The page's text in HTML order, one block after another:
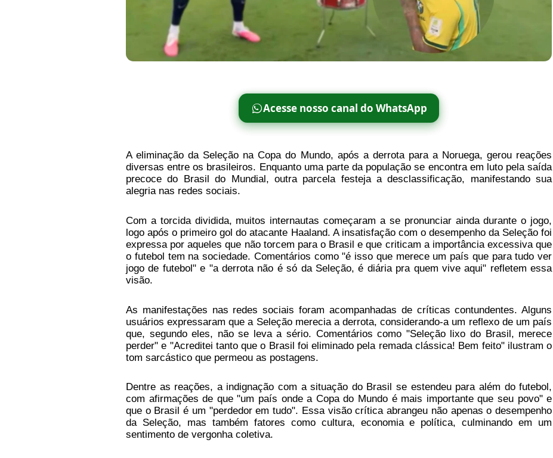
Acesse nosso canal do WhatsApp
A eliminação da Seleção na Copa do Mundo, após a derrota para a Noruega, gerou reações
diversas entre os brasileiros. Enquanto uma parte da população se encontra em luto pela saída
precoce do Brasil do Mundial, outra parcela festeja a desclassificação, manifestando sua
alegria nas redes sociais.
Com a torcida dividida, muitos internautas começaram a se pronunciar ainda durante o jogo,
logo após o primeiro gol do atacante Haaland. A insatisfação com o desempenho da Seleção foi
expressa por aqueles que não torcem para o Brasil e que criticam a importância excessiva que
o futebol tem na sociedade. Comentários como "é isso que merece um país que para tudo ver
jogo de futebol" e "a derrota não é só da Seleção, é diária pra quem vive aqui" refletem essa
visão.
As manifestações nas redes sociais foram acompanhadas de críticas contundentes. Alguns
usuários expressaram que a Seleção merecia a derrota, considerando-a um reflexo de um país
que, segundo eles, não se leva a sério. Comentários como "Seleção lixo do Brasil, merece
perder" e "Acreditei tanto que o Brasil foi eliminado pela remada clássica! Bem feito" ilustram o
tom sarcástico que permeou as postagens.
Dentre as reações, a indignação com a situação do Brasil se estendeu para além do futebol,
com afirmações de que "um país onde a Copa do Mundo é mais importante que seu povo" e
que o Brasil é um "perdedor em tudo". Essa visão crítica abrangeu não apenas o desempenho
da Seleção, mas também fatores como cultura, economia e política, culminando em um
sentimento de vergonha coletiva.